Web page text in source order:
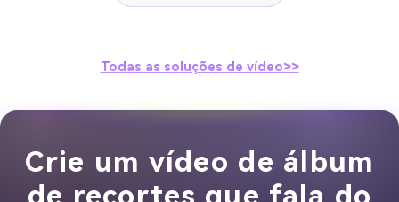
Todas as soluções de vídeo>>
Crie um vídeo de álbum